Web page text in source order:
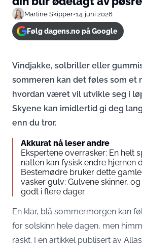
Martine Skipper•14. juni 2026
Følg dagens.no på Google
Vindjakke, solbriller eller
sommeren kan det føles som et
hvordan været vil utvikle seg i
Skyene kan imidlertid gi deg
enn du tror.
Akkurat nå leser andre
Ekspertene overrasker: En helt
natten kan fysisk endre hjernen
Bestemødre bruker dette
vasker gulv: Gulvene skinner,
godt i flere dager
En klar, blå sommermorgen kan
for solskinn hele dagen, men
raskt. I en artikkel publisert av Allas